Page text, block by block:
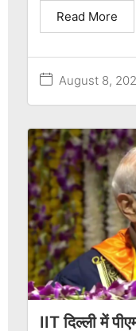
August 8,
Read More
IIT दिल्ली में